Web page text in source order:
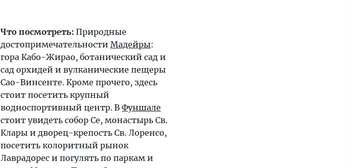
Что посмотреть: Природные
достопримечательности Мадейры:
гора Кабо-Жирао, ботанический сад и
сад орхидей и вулканические пещеры
Сао-Винсенте. Кроме прочего, здесь
стоит посетить крупный
водноспортивный центр. В Фуншале
стоит увидеть собор Се, монастырь Св.
Клары и дворец-крепость Св. Лоренсо,
посетить колоритный рынок
Лаврадорес и погулять по паркам и